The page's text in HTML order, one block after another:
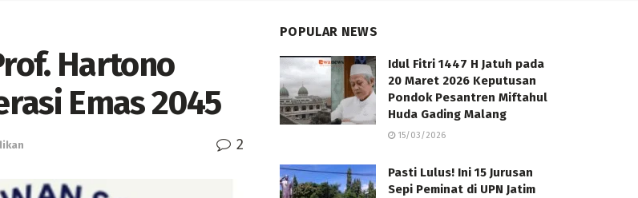
Hartono
Emas 2045
2
POPULAR NEWS
Idul Fitri 1447 H Jatuh pada
20 Maret 2026 Keputusan
Pondok Pesantren Miftahul
Huda Gading Malang
15/03/2026
Pasti Lulus! Ini 15 Jurusan
Sepi Peminat di UPN Jatim